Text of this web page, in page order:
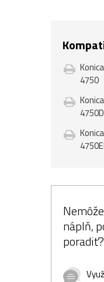
4750
náplň,
poradiť?